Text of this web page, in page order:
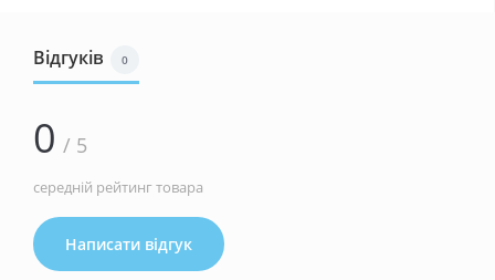
Відгуків 0
0 / 5
середній рейтинг товара
Написати відгук